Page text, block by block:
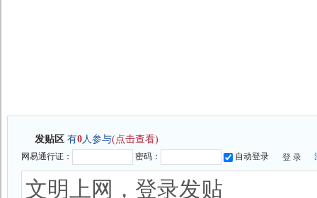
发贴区 有0人参与(点击查看)
网易通行证： 密码： 自动登录